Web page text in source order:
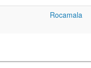
Rocamala